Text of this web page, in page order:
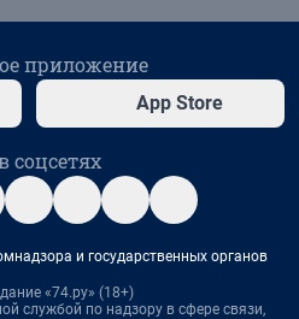
приложение
App Store
соцсетях
и государственных органов
«74.ру» (18+)
службой по надзору в сфере связи,